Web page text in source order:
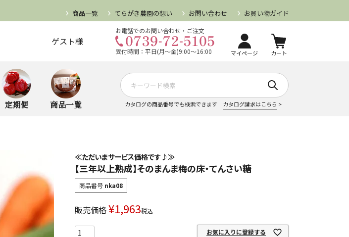
商品一覧 てらがき農園の想い お問い合わせ お買い物ガイド
ゲスト様
お電話でのお問い合わせ・ご注文
受付時間：平日(月～金)9:00～16:00 マイページ カート
定期便 商品一覧 カタログの商品番号でも検索できます カタログ請求はこちら >
≪ただいまサービス価格です♪≫
【三年以上熟成】そのまんま梅の床・てんさい糖
商品番号 nka08
販売価格¥1,963税込
お気に入りに登録する